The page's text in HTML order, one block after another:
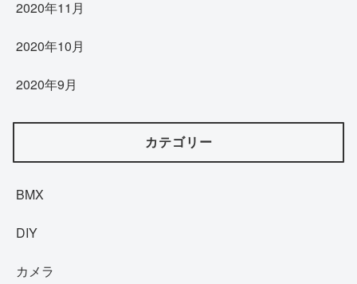
2020年11月
2020年10月
2020年9月
カテゴリー
BMX
DIY
カメラ